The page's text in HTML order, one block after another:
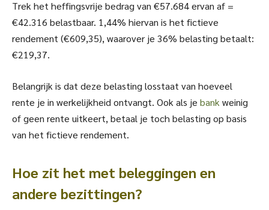
Trek het heffingsvrije bedrag van €57.684 ervan af =
€42.316 belastbaar. 1,44% hiervan is het fictieve
rendement (€609,35), waarover je 36% belasting betaalt:
€219,37.
Belangrijk is dat deze belasting losstaat van hoeveel
rente je in werkelijkheid ontvangt. Ook als je bank weinig
of geen rente uitkeert, betaal je toch belasting op basis
van het fictieve rendement.
Hoe zit het met beleggingen en
andere bezittingen?